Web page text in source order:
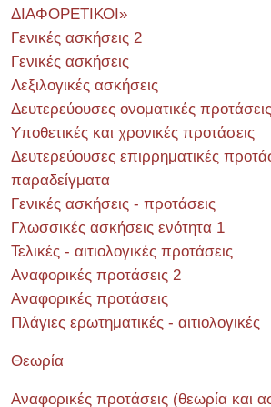
ΔΙΑΦΟΡΕΤΙΚΟΙ»
Γενικές ασκήσεις 2
Γενικές ασκήσεις
Λεξιλογικές ασκήσεις
Δευτερεύουσες ονοματικές προτάσεις
Υποθετικές και χρονικές προτάσεις
Δευτερεύουσες επιρρηματικές
παραδείγματα
Γενικές ασκήσεις - προτάσεις
Γλωσσικές ασκήσεις ενότητα 1
Τελικές - αιτιολογικές προτάσεις
Αναφορικές προτάσεις 2
Αναφορικές προτάσεις
Πλάγιες ερωτηματικές - αιτιολογικές
Θεωρία
Αναφορικές προτάσεις (θεωρία και